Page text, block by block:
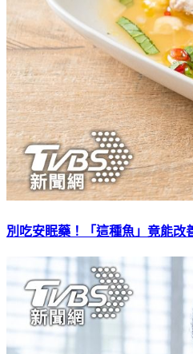
別吃安眠藥！「這種魚」竟能